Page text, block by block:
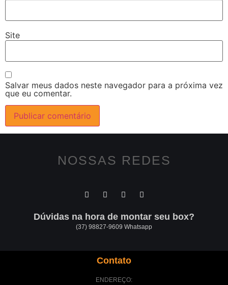
Site
Salvar meus dados neste navegador para a próxima vez
que eu comentar.
NOSSAS REDES
Dúvidas na hora de montar seu box?
(37) 98827-9609 Whatsapp
Contato
ENDEREÇO: